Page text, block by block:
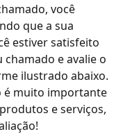
você
que a sua
estiver satisfeito
e avalie o
ilustrado abaixo.
é muito importante
e serviços,